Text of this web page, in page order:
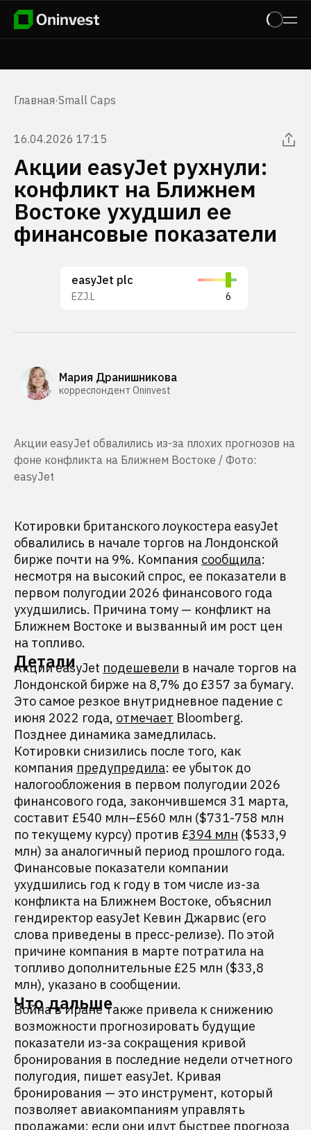
Главная·Small Caps
16.04.2026 17:15
Акции easyJet рухнули:
конфликт на Ближнем
Востоке ухудшил ее
финансовые показатели
easyJet plc
EZJ.L 6
Мария Дранишникова
корреспондент Oninvest
Акции easyJet обвалились из-за плохих прогнозов на
фоне конфликта на Ближнем Востоке / Фото:
easyJet
Котировки британского лоукостера easyJet
обвалились в начале торгов на Лондонской
бирже почти на 9%. Компания сообщила:
несмотря на высокий спрос, ее показатели в
первом полугодии 2026 финансового года
ухудшились. Причина тому — конфликт на
Ближнем Востоке и вызванный им рост цен
на топливо.
Детали
Акции easyJet подешевели в начале торгов на
Лондонской бирже на 8,7% до £357 за бумагу.
Это самое резкое внутридневное падение с
июня 2022 года, отмечает Bloomberg.
Позднее динамика замедлилась.
Котировки снизились после того, как
компания предупредила: ее убыток до
налогообложения в первом полугодии 2026
финансового года, закончившемся 31 марта,
составит £540 млн–£560 млн ($731-758 млн
по текущему курсу) против £394 млн ($533,9
млн) за аналогичный период прошлого года.
Финансовые показатели компании
ухудшились год к году в том числе из-за
конфликта на Ближнем Востоке, объяснил
гендиректор easyJet Кевин Джарвис (его
слова приведены в пресс-релизе). По этой
причине компания в марте потратила на
топливо дополнительные £25 млн ($33,8
млн), указано в сообщении.
Что дальше
Война в Иране также привела к снижению
возможности прогнозировать будущие
показатели из-за сокращения кривой
бронирования в последние недели отчетного
полугодия, пишет easyJet. Кривая
бронирования — это инструмент, который
позволяет авиакомпаниям управлять
продажами: если они идут быстрее прогноза